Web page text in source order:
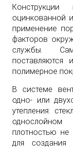
оцинкованной
применение
факторов
службы.
поставляются
полимерное
В системе
одно- или
утепления:
однослойном
плотностью
для создания